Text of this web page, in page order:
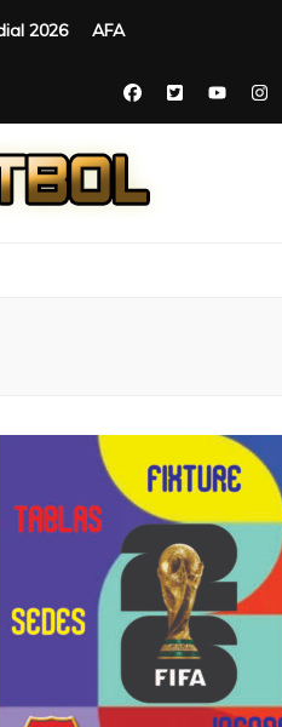
2026 AFA